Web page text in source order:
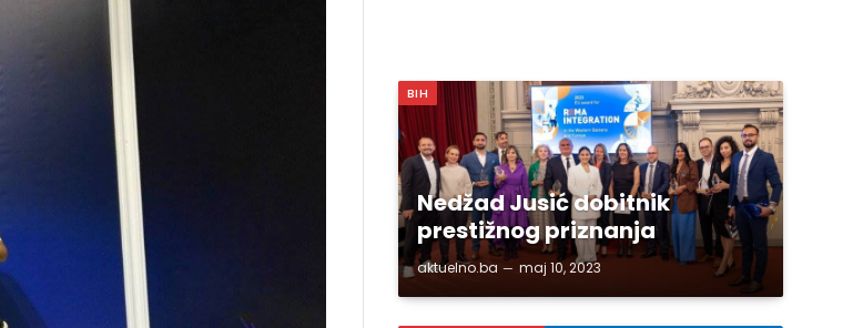
BIH
Nedžad Jusić dobitnik
prestižnog priznanja
aktuelno.ba maj 10, 2023